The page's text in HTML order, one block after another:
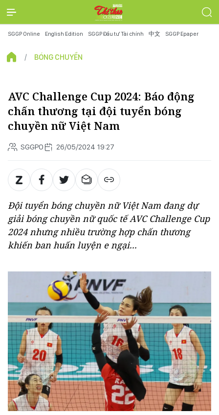
SGGP Online English Edition SGGP Đầu tư Tài chính 中文 SGGP Epaper
BÓNG CHUYỀN
AVC Challenge Cup 2024: Báo động
chấn thương tại đội tuyển bóng
chuyền nữ Việt Nam
SGGPO 26/05/2024 19:27
Đội tuyển bóng chuyền nữ Việt Nam đang dự
giải bóng chuyền nữ quốc tế AVC Challenge Cup
2024 nhưng nhiều trường hợp chấn thương
khiến ban huấn luyện e ngại...